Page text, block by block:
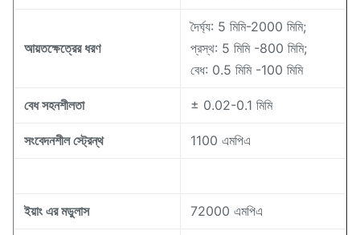
আয়তক্ষেত্রের ধরণ
দৈর্ঘ্য: 5 মিমি-2000 মিমি;
প্রস্থ: 5 মিমি -800 মিমি;
বেধ: 0.5 মিমি -100 মিমি
বেধ সহনশীলতা ± 0.02-0.1 মিমি
সংবেদনশীল স্ট্রেন্থ 1100 এমপিএ
ইয়াং এর মডুলাস 72000 এমপিএ